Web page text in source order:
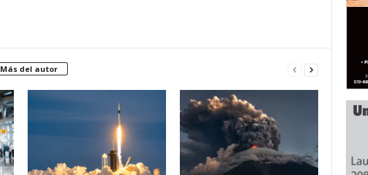
Más del autor